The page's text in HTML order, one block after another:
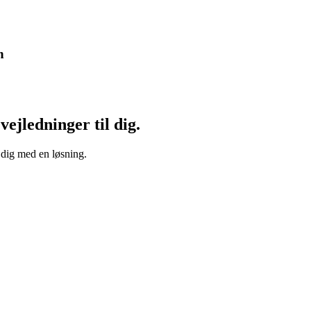
til dig.
med en løsning.